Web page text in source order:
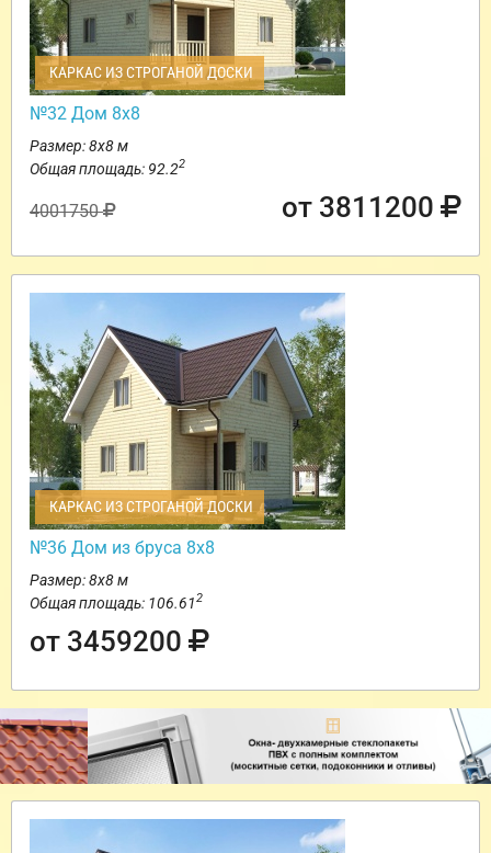
КАРКАС ИЗ СТРОГАНОЙ ДОСКИ
№32 Дом 8х8
Размер: 8х8 м
Общая площадь: 92.22
4001750 от 3811200
КАРКАС ИЗ СТРОГАНОЙ ДОСКИ
№36 Дом из бруса 8х8
Размер: 8х8 м
Общая площадь: 106.612
от 3459200